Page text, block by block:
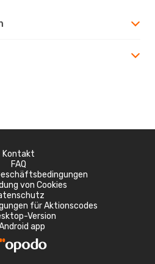
Kontakt
FAQ
von Cookies
für Aktionscodes
Version
app